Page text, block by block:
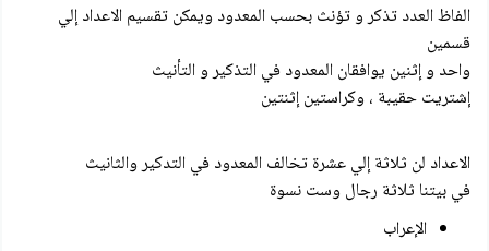
الفاظ العدد تذكر و تؤنث بحسب المعدود ويمكن تقسيم الاعداد إلي
قسمين
واحد و إثنين يوافقان المعدود في التذكير و التأنيث
إشتريت حقيبة ، وكراستين إثنتين
الاعداد لن ثلاثة إلي عشرة تخالف المعدود في التدكير والثانيث
في بيتنا ثلاثة رجال وست نسوة
الإعراب